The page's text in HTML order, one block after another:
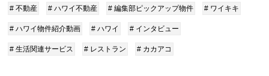
# 不動産 # ハワイ不動産 # 編集部ピックアップ物件 # ワイキキ
# ハワイ物件紹介動画 # ハワイ # インタビュー
# 生活関連サービス # レストラン # カカアコ